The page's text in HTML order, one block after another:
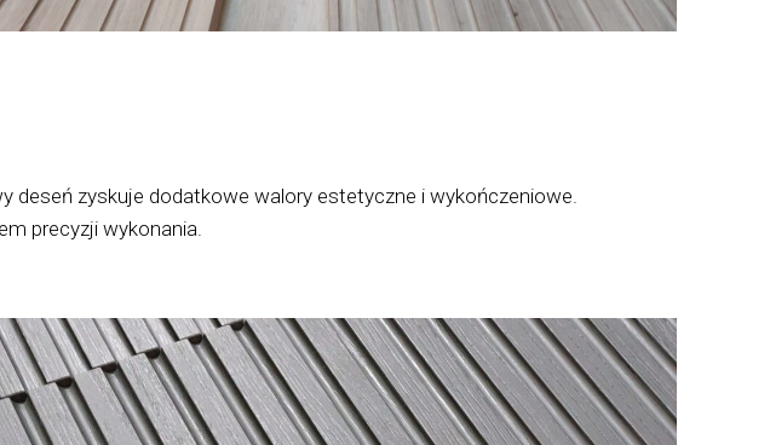
deseń zyskuje dodatkowe walory estetyczne i wykończeniowe.
precyzji wykonania.